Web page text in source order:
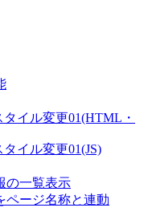
タイル変更01(HTML・
タイル変更01(JS)
の一覧表示
ページ名称と連動